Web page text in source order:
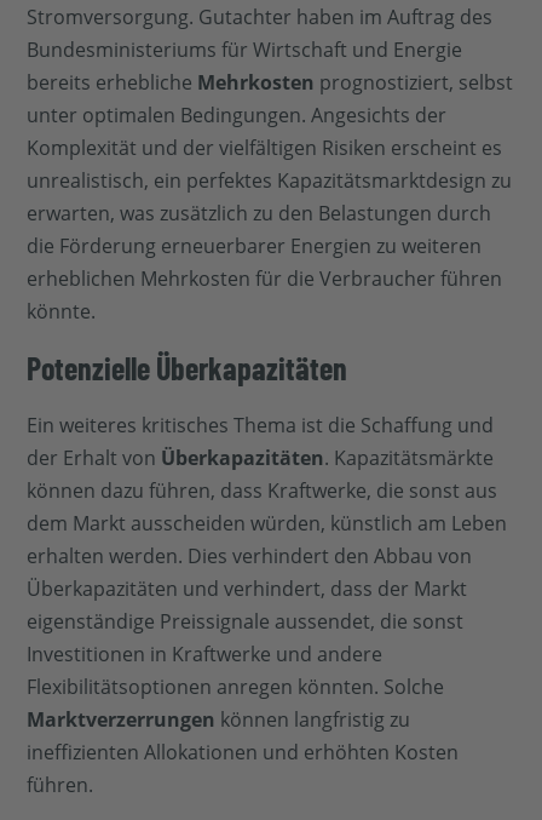
Stromversorgung. Gutachter haben im Auftrag des
Bundesministeriums für Wirtschaft und Energie
bereits erhebliche Mehrkosten prognostiziert, selbst
unter optimalen Bedingungen. Angesichts der
Komplexität und der vielfältigen Risiken erscheint es
unrealistisch, ein perfektes Kapazitätsmarktdesign zu
erwarten, was zusätzlich zu den Belastungen durch
die Förderung erneuerbarer Energien zu weiteren
erheblichen Mehrkosten für die Verbraucher führen
könnte.
Potenzielle Überkapazitäten
Ein weiteres kritisches Thema ist die Schaffung und
der Erhalt von Überkapazitäten. Kapazitätsmärkte
können dazu führen, dass Kraftwerke, die sonst aus
dem Markt ausscheiden würden, künstlich am Leben
erhalten werden. Dies verhindert den Abbau von
Überkapazitäten und verhindert, dass der Markt
eigenständige Preissignale aussendet, die sonst
Investitionen in Kraftwerke und andere
Flexibilitätsoptionen anregen könnten. Solche
Marktverzerrungen können langfristig zu
ineffizienten Allokationen und erhöhten Kosten
führen.